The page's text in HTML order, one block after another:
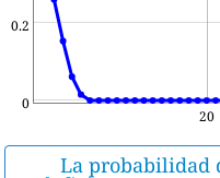
0
0.2
20
La probabilidad